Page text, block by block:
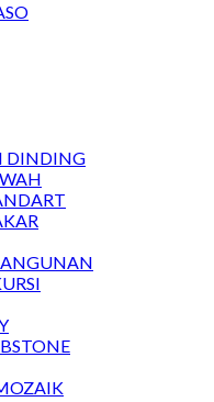
DINDING